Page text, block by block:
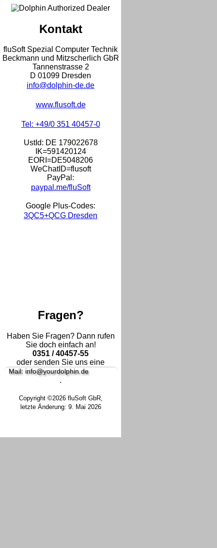
Kontakt
fluSoft Spezial Computer Technik
Beckmann und Mitzscherlich GbR
Tannenstrasse 2
D 01099 Dresden
info@dolphin-de.de
www.flusoft.de
Tel: +49/0 351 40457-0
UstId: DE 179022678
IK=591420124
EORI=DE5048206
WeChatID=flusoft
PayPal:
paypal.me/fluSoft
Google Plus-Codes:
3QC5+QCG Dresden
Fragen?
Haben Sie Fragen? Dann rufen
Sie doch einfach an!
0351 / 40457-55
oder senden Sie uns eine
Mail: info@yourdolphin.de
.
Copyright ©2026 fluSoft GbR,
letzte Änderung: 9. Mai 2026